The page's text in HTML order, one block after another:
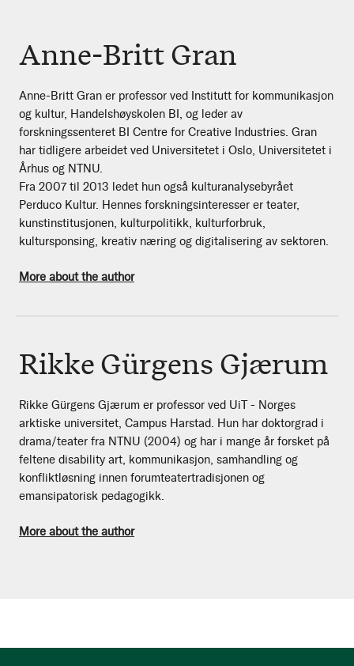
Anne-Britt Gran
Anne-Britt Gran er professor ved Institutt for kommunikasjon
og kultur, Handelshøyskolen BI, og leder av
forskningssenteret BI Centre for Creative Industries. Gran
har tidligere arbeidet ved Universitetet i Oslo, Universitetet i
Århus og NTNU.
Fra 2007 til 2013 ledet hun også kulturanalysebyrået
Perduco Kultur. Hennes forskningsinteresser er teater,
kunstinstitusjonen, kulturpolitikk, kulturforbruk,
kultursponsing, kreativ næring og digitalisering av sektoren.
More about the author
Rikke Gürgens Gjærum
Rikke Gürgens Gjærum er professor ved UiT - Norges
arktiske universitet, Campus Harstad. Hun har doktorgrad i
drama/teater fra NTNU (2004) og har i mange år forsket på
feltene disability art, kommunikasjon, samhandling og
konfliktløsning innen forumteatertradisjonen og
emansipatorisk pedagogikk.
More about the author